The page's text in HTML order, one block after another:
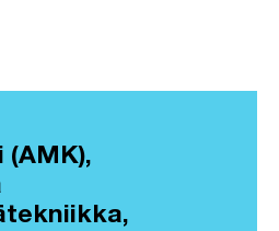
(AMK),